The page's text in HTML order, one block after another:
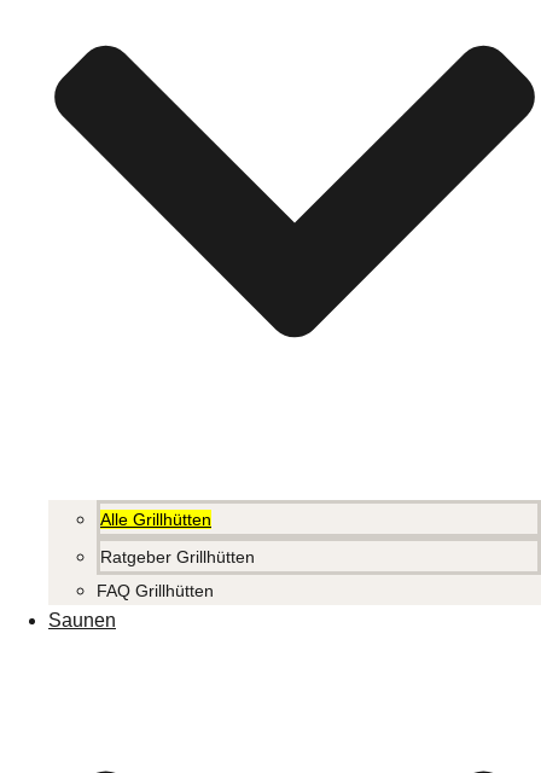
Alle Grillhütten
Ratgeber Grillhütten
FAQ Grillhütten
Saunen